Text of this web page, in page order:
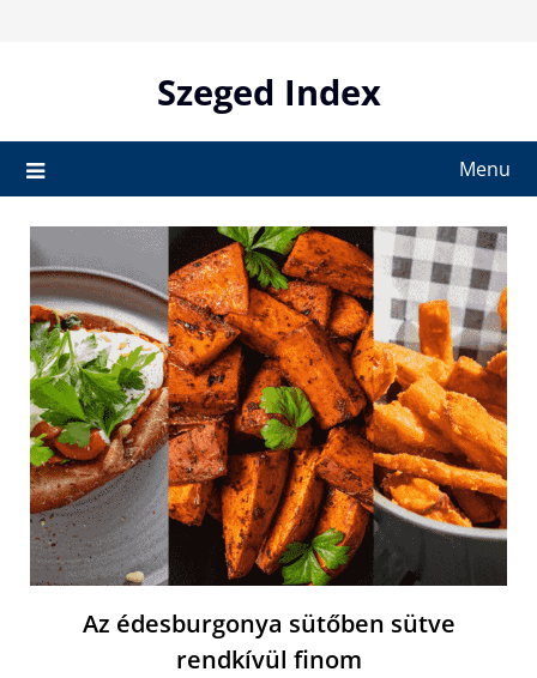
Szeged Index
Menu
Az édesburgonya sütőben sütve
rendkívül finom